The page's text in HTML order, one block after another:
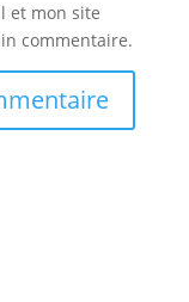
et mon site
commentaire.